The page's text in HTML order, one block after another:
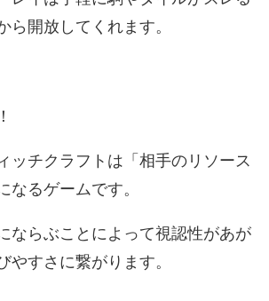
ら開放してくれます。
ッチクラフトは「相手のリソース
なるゲームです。
ならぶことによって視認性があが
やすさに繋がります。